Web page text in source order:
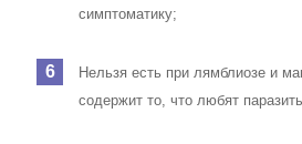
симптоматику;
Нельзя есть при лямблиозе и
содержит то, что любят